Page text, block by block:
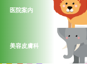
医院案内
美容皮膚科